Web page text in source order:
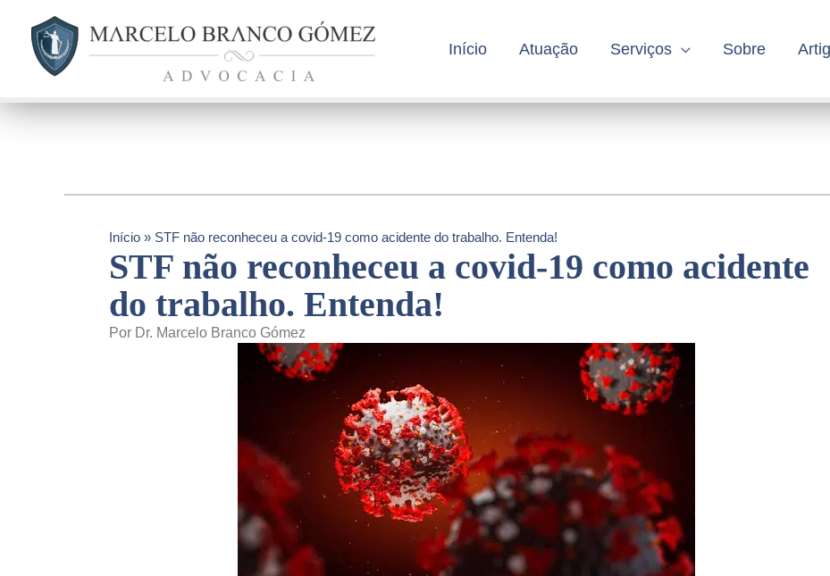
Início Atuação Serviços Sobre
Início » STF não reconheceu a covid-19 como acidente do trabalho. Entenda!
STF não reconheceu a covid-19 como acidente
do trabalho. Entenda!
Por Dr. Marcelo Branco Gómez